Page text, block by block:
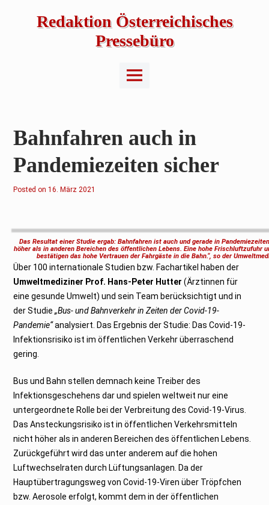
Redaktion Österreichisches
Pressebüro
Main
Menu
Bahnfahren auch in
Pandemiezeiten sicher
Posted on2
r
a
r
2
0
3
16. März 2021
Das Resultat einer Studie ergab: Bahnfahren ist auch und gerade in
höher als in anderen Bereichen des öffentlichen Lebens. Eine hohe Frischluftzufuhr
bestätigen das hohe Vertrauen der Fahrgäste in die Bahn.“, so der
Über 100 internationale Studien bzw. Fachartikel haben der
Umweltmediziner Prof. Hans-Peter Hutter(Ärztinnen für
eine gesunde Umwelt) und sein Team berücksichtigt und in
der Studie„Bus- und Bahnverkehr in Zeiten der Covid-19-
Pandemie“analysiert. Das Ergebnis der Studie: Das Covid-19-
Infektionsrisiko ist im öffentlichen Verkehr überraschend
gering.
Bus und Bahn stellen demnach keine Treiber des
Infektionsgeschehens dar und spielen weltweit nur eine
untergeordnete Rolle bei der Verbreitung des Covid-19-Virus.
Das Ansteckungsrisiko ist in öffentlichen Verkehrsmitteln
nicht höher als in anderen Bereichen des öffentlichen Lebens.
Zurückgeführt wird das unter anderem auf die hohen
Luftwechselraten durch Lüftungsanlagen. Da der
Hauptübertragungsweg von Covid-19-Viren über Tröpfchen
bzw. Aerosole erfolgt, kommt dem in der öffentlichen